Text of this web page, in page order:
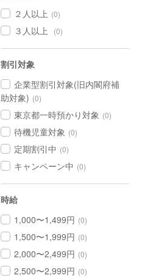
２人以上 (0)
３人以上 (0)
割引対象
企業型割引対象(旧内閣府補
助対象) (0)
東京都一時預かり対象 (0)
待機児童対象 (0)
定期割引中 (0)
キャンペーン中 (0)
時給
1,000〜1,499円 (0)
1,500〜1,999円 (0)
2,000〜2,499円 (0)
2,500〜2,999円 (0)